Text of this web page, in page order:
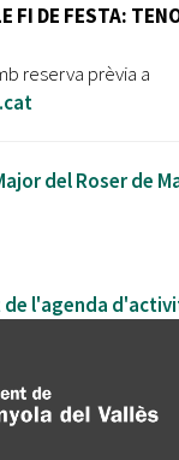
FI DE FESTA:
reserva prèvia a
del Roser de
de l'agenda